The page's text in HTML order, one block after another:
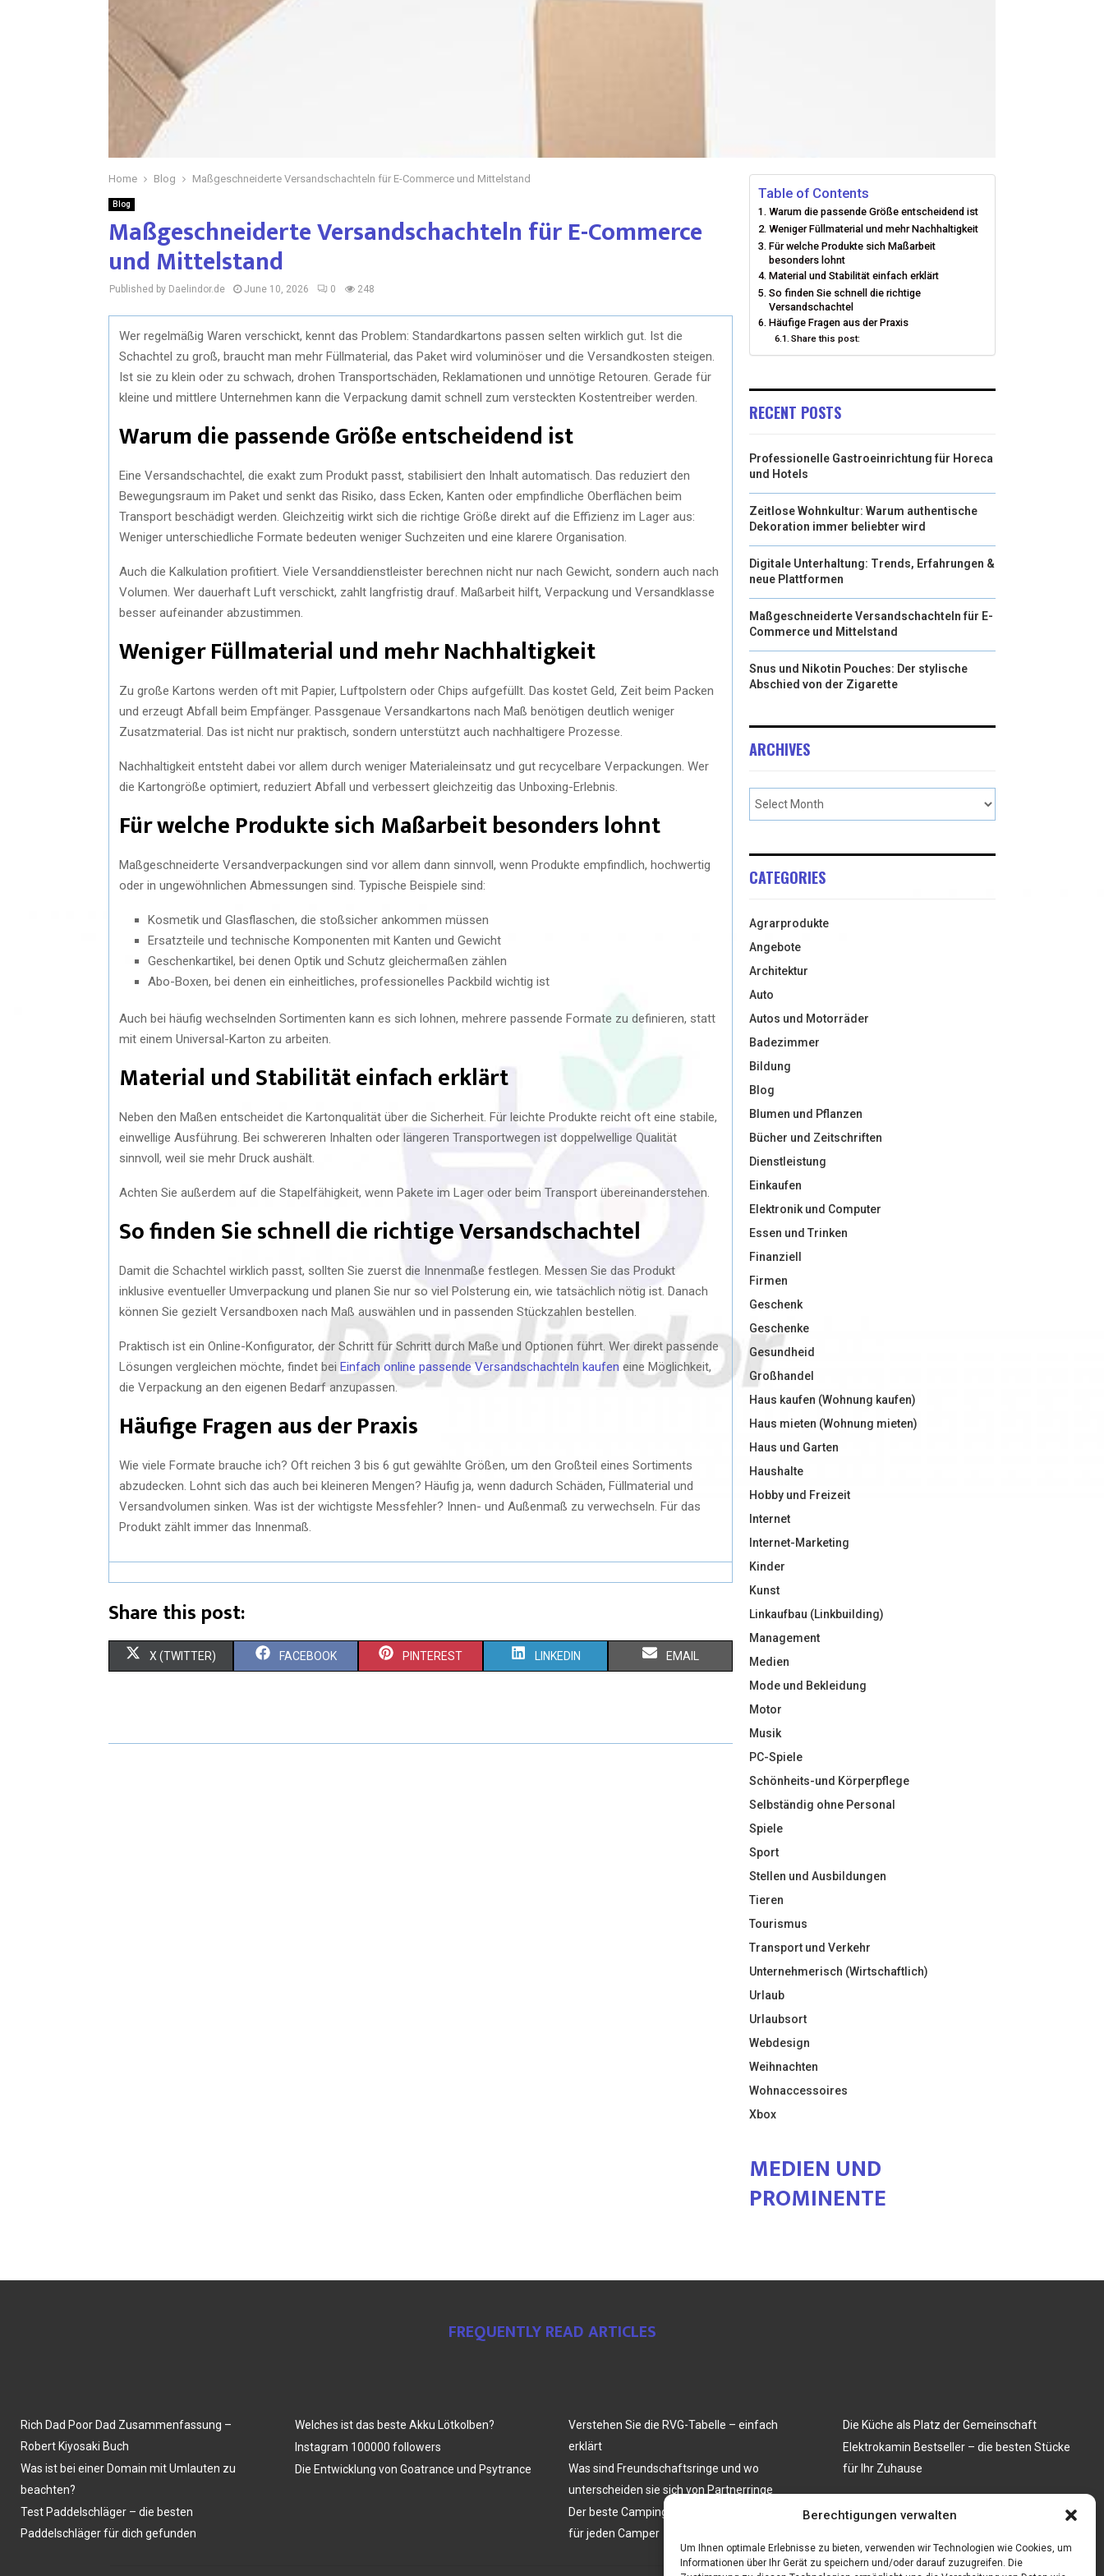
Berechtigungen verwalten
Um Ihnen optimale Erlebnisse zu bieten, verwenden wir Technologien wie Cookies, um
Informationen über Ihr Gerät zu speichern und/oder darauf zuzugreifen. Die
Home Blog Maßgeschneiderte Versandschachteln für E-Commerce und Mittelstand
Blog
Maßgeschneiderte Versandschachteln für E-Commerce
und Mittelstand
Published by Daelindor.de June 10, 2026 0 248
Wer regelmäßig Waren verschickt, kennt das Problem: Standardkartons passen selten wirklich gut. Ist die
Schachtel zu groß, braucht man mehr Füllmaterial, das Paket wird voluminöser und die Versandkosten steigen.
Ist sie zu klein oder zu schwach, drohen Transportschäden, Reklamationen und unnötige Retouren. Gerade für
kleine und mittlere Unternehmen kann die Verpackung damit schnell zum versteckten Kostentreiber werden.
Warum die passende Größe entscheidend ist
Eine Versandschachtel, die exakt zum Produkt passt, stabilisiert den Inhalt automatisch. Das reduziert den
Bewegungsraum im Paket und senkt das Risiko, dass Ecken, Kanten oder empfindliche Oberflächen beim
Transport beschädigt werden. Gleichzeitig wirkt sich die richtige Größe direkt auf die Effizienz im Lager aus:
Weniger unterschiedliche Formate bedeuten weniger Suchzeiten und eine klarere Organisation.
Auch die Kalkulation profitiert. Viele Versanddienstleister berechnen nicht nur nach Gewicht, sondern auch nach
Volumen. Wer dauerhaft Luft verschickt, zahlt langfristig drauf. Maßarbeit hilft, Verpackung und Versandklasse
besser aufeinander abzustimmen.
Weniger Füllmaterial und mehr Nachhaltigkeit
Zu große Kartons werden oft mit Papier, Luftpolstern oder Chips aufgefüllt. Das kostet Geld, Zeit beim Packen
und erzeugt Abfall beim Empfänger. Passgenaue Versandkartons nach Maß benötigen deutlich weniger
Zusatzmaterial. Das ist nicht nur praktisch, sondern unterstützt auch nachhaltigere Prozesse.
Nachhaltigkeit entsteht dabei vor allem durch weniger Materialeinsatz und gut recycelbare Verpackungen. Wer
die Kartongröße optimiert, reduziert Abfall und verbessert gleichzeitig das Unboxing-Erlebnis.
Für welche Produkte sich Maßarbeit besonders lohnt
Maßgeschneiderte Versandverpackungen sind vor allem dann sinnvoll, wenn Produkte empfindlich, hochwertig
oder in ungewöhnlichen Abmessungen sind. Typische Beispiele sind:
Kosmetik und Glasflaschen, die stoßsicher ankommen müssen
Ersatzteile und technische Komponenten mit Kanten und Gewicht
Geschenkartikel, bei denen Optik und Schutz gleichermaßen zählen
Abo-Boxen, bei denen ein einheitliches, professionelles Packbild wichtig ist
Auch bei häufig wechselnden Sortimenten kann es sich lohnen, mehrere passende Formate zu definieren, statt
mit einem Universal-Karton zu arbeiten.
Material und Stabilität einfach erklärt
Neben den Maßen entscheidet die Kartonqualität über die Sicherheit. Für leichte Produkte reicht oft eine stabile,
einwellige Ausführung. Bei schwereren Inhalten oder längeren Transportwegen ist doppelwellige Qualität
sinnvoll, weil sie mehr Druck aushält.
Achten Sie außerdem auf die Stapelfähigkeit, wenn Pakete im Lager oder beim Transport übereinanderstehen.
So finden Sie schnell die richtige Versandschachtel
Damit die Schachtel wirklich passt, sollten Sie zuerst die Innenmaße festlegen. Messen Sie das Produkt
inklusive eventueller Umverpackung und planen Sie nur so viel Polsterung ein, wie tatsächlich nötig ist. Danach
können Sie gezielt Versandboxen nach Maß auswählen und in passenden Stückzahlen bestellen.
Praktisch ist ein Online-Konfigurator, der Schritt für Schritt durch Maße und Optionen führt. Wer direkt passende
Lösungen vergleichen möchte, findet bei Einfach online passende Versandschachteln kaufen eine Möglichkeit,
die Verpackung an den eigenen Bedarf anzupassen.
Häufige Fragen aus der Praxis
Wie viele Formate brauche ich? Oft reichen 3 bis 6 gut gewählte Größen, um den Großteil eines Sortiments
abzudecken. Lohnt sich das auch bei kleineren Mengen? Häufig ja, wenn dadurch Schäden, Füllmaterial und
Versandvolumen sinken. Was ist der wichtigste Messfehler? Innen- und Außenmaß zu verwechseln. Für das
Produkt zählt immer das Innenmaß.
Share this post:
X (TWITTER) FACEBOOK PINTEREST LINKEDIN EMAIL
Table of Contents
Warum die passende Größe entscheidend ist
Weniger Füllmaterial und mehr Nachhaltigkeit
Für welche Produkte sich Maßarbeit
besonders lohnt
Material und Stabilität einfach erklärt
So finden Sie schnell die richtige
Versandschachtel
Häufige Fragen aus der Praxis
Share this post:
RECENT POSTS
Professionelle Gastroeinrichtung für Horeca
und Hotels
Zeitlose Wohnkultur: Warum authentische
Dekoration immer beliebter wird
Digitale Unterhaltung: Trends, Erfahrungen &
neue Plattformen
Maßgeschneiderte Versandschachteln für E-
Commerce und Mittelstand
Snus und Nikotin Pouches: Der stylische
Abschied von der Zigarette
ARCHIVES
CATEGORIES
Agrarprodukte
Angebote
Architektur
Auto
Autos und Motorräder
Badezimmer
Bildung
Blog
Blumen und Pflanzen
Bücher und Zeitschriften
Dienstleistung
Einkaufen
Elektronik und Computer
Essen und Trinken
Finanziell
Firmen
Geschenk
Geschenke
Gesundheid
Großhandel
Haus kaufen (Wohnung kaufen)
Haus mieten (Wohnung mieten)
Haus und Garten
Haushalte
Hobby und Freizeit
Internet
Internet-Marketing
Kinder
Kunst
Linkaufbau (Linkbuilding)
Management
Medien
Mode und Bekleidung
Motor
Musik
PC-Spiele
Schönheits-und Körperpflege
Selbständig ohne Personal
Spiele
Sport
Stellen und Ausbildungen
Tieren
Tourismus
Transport und Verkehr
Unternehmerisch (Wirtschaftlich)
Urlaub
Urlaubsort
Webdesign
Weihnachten
Wohnaccessoires
Xbox
MEDIEN UND
PROMINENTE
FREQUENTLY READ ARTICLES
Rich Dad Poor Dad Zusammenfassung –
Robert Kiyosaki Buch
Was ist bei einer Domain mit Umlauten zu
beachten?
Test Paddelschläger – die besten
Paddelschläger für dich gefunden
Welches ist das beste Akku Lötkolben?
Instagram 100000 followers
Die Entwicklung von Goatrance und Psytrance
Verstehen Sie die RVG-Tabelle – einfach
erklärt
Was sind Freundschaftsringe und wo
unterscheiden sie sich von Partnerringe
Der beste Campingtisch mit Stühlen: Ein Muss
für jeden Camper
Die Küche als Platz der Gemeinschaft
Elektrokamin Bestseller – die besten Stücke
für Ihr Zuhause